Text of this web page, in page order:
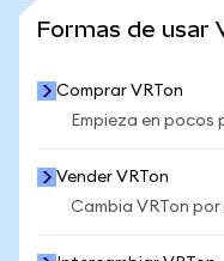
Formas de usar
Comprar VRTon
Empieza en pocos
Vender VRTon
Cambia VRTon